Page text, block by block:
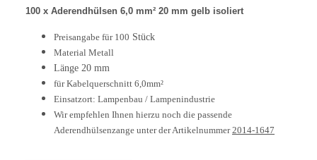
100 x Aderendhülsen 6,0 mm² 20 mm gelb isoliert
Preisangabe für 100 Stück
Material Metall
Länge 20 mm
für Kabelquerschnitt 6,0mm²
Einsatzort: Lampenbau / Lampenindustrie
Wir empfehlen Ihnen hierzu noch die passende
Aderendhülsenzange unter der Artikelnummer2014-1647